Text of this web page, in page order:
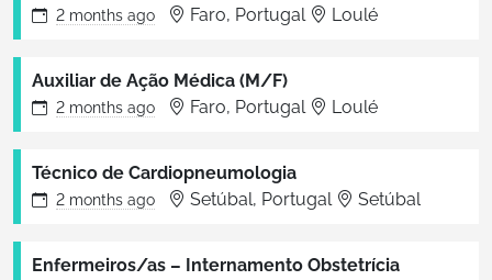
2 months ago Faro, Portugal Loulé
Auxiliar de Ação Médica (M/F)
2 months ago Faro, Portugal Loulé
Técnico de Cardiopneumologia
2 months ago Setúbal, Portugal Setúbal
Enfermeiros/as – Internamento Obstetrícia